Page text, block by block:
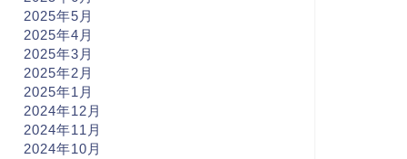
2025年5月
2025年4月
2025年3月
2025年2月
2025年1月
2024年12月
2024年11月
2024年10月